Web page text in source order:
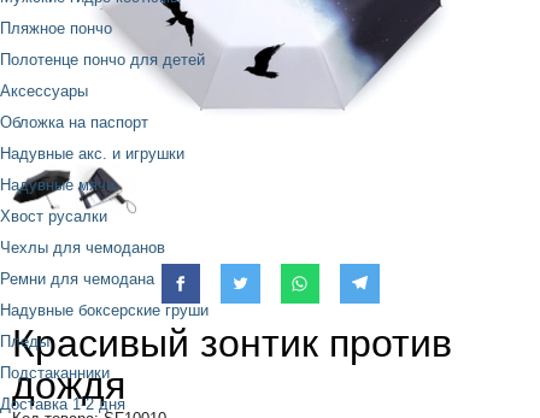
Пляжное пончо
Полотенце пончо для детей
Аксессуары
Обложка на паспорт
Надувные акс. и игрушки
Надувные мячи
Хвост русалки
Чехлы для чемоданов
Ремни для чемодана
Надувные боксерские груши
Пледы
Подстаканники
Доставка 1-2 дня
Красивый зонтик против
дождя